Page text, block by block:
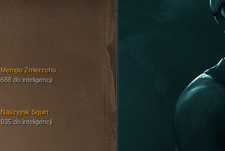
Mempo Zmierzchu
688 do inteligencji
Naszyjnik Squirt
935 do inteligencji